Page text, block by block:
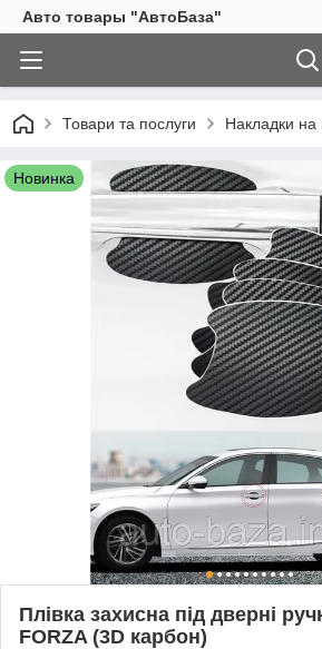
Авто товары "АвтоБаза"
Товари та послуги Накладки на
Новинка
Плівка захисна під дверні
FORZA (3D карбон)